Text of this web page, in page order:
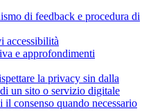
di feedback e procedura di
accessibilità
e approfondimenti
la privacy sin dalla
un sito o servizio digitale
il consenso quando necessario